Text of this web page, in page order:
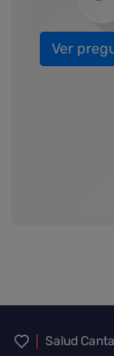
Ver
Inicio
Salud